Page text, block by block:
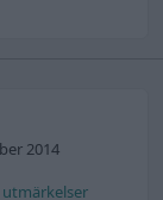
2014
utmärkelser